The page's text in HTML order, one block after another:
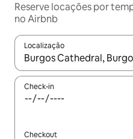
Reserve locações por
no Airbnb
Localização
Quando os resultados
Check-in
Checkout